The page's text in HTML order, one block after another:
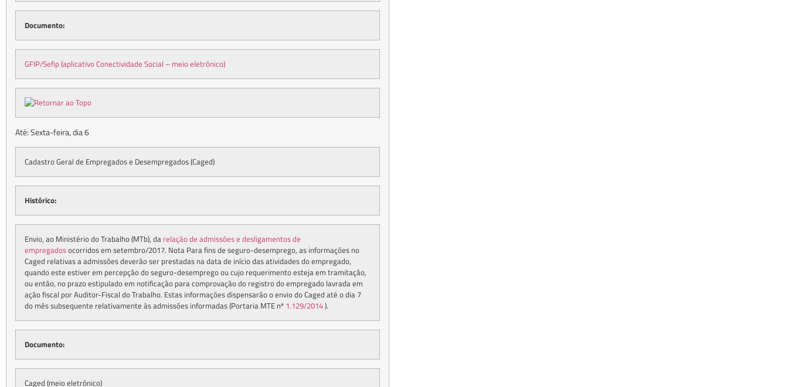
Documento:
GFIP/Sefip (aplicativo Conectividade Social – meio eletrônico)
Até: Sexta-feira, dia 6
Cadastro Geral de Empregados e Desempregados (Caged)
Histórico:
Envio, ao Ministério do Trabalho (MTb), da relação de admissões e desligamentos de
empregadosocorridos em setembro/2017. Nota Para fins de seguro-desemprego, as informações no
Caged relativas a admissões deverão ser prestadas na data de início das atividades do empregado,
quando este estiver em percepção do seguro-desemprego ou cujo requerimento esteja em tramitação,
ou então, no prazo estipulado em notificação para comprovação do registro do empregado lavrada em
ação fiscal por Auditor-Fiscal do Trabalho. Estas informações dispensarão o envio do Caged até o dia 7
do mês subsequente relativamente às admissões informadas (Portaria MTE nº 1.129/2014).
Documento:
Caged (meio eletrônico)